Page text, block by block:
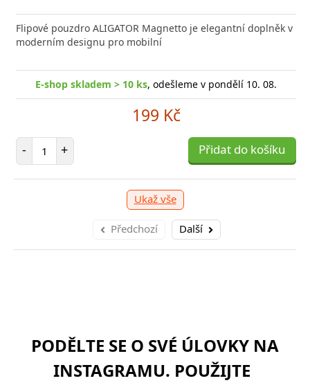
Flipové pouzdro ALIGATOR Magnetto je elegantní doplněk v
moderním designu pro mobilní
E-shop skladem > 10 ks, odešleme v pondělí 10. 08.
199 Kč
- Počet položek
+ Přidat do košíku
Ukaž vše
Předchozí Další
PODĚLTE SE O SVÉ ÚLOVKY NA
INSTAGRAMU. POUŽIJTE